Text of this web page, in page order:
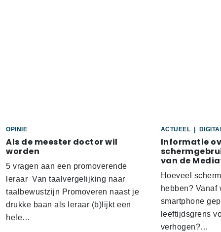
OPINIE
Als de meester doctor wil
worden
5 vragen aan een promoverende
leraar Van taalvergelijking naar
taalbewustzijn Promoveren naast je
drukke baan als leraar (b)lijkt een
hele…
ACTUEEL
Informatie
van de
Hoeveel
hebben?
smartphone
leeftijdsgrens
verhogen?…